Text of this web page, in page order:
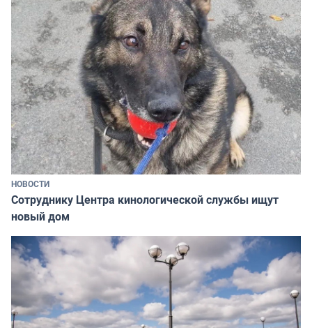
НОВОСТИ
Сотруднику Центра кинологической службы ищут
новый дом